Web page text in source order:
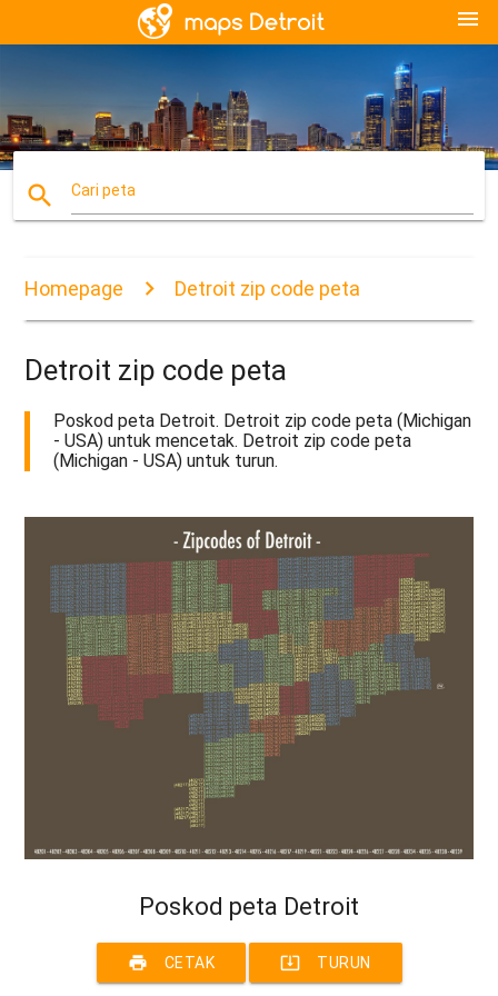
menu
search Cari peta
Homepage Detroit zip code peta
Detroit zip code peta
Poskod peta Detroit. Detroit zip code peta (Michigan
- USA) untuk mencetak. Detroit zip code peta
(Michigan - USA) untuk turun.
Poskod peta Detroit
print CETAK system_update_alt TURUN